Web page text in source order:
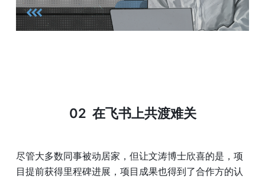
02 在飞书上共渡难关
尽管大多数同事被动居家，但让文涛博士欣喜的是，项
目提前获得里程碑进展，项目成果也得到了合作方的认